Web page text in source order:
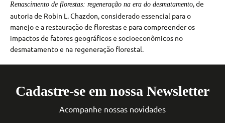
Renascimento de florestas: regeneração na era do desmatamento, de
autoria de Robin L. Chazdon, considerado essencial para o
manejo e a restauração de florestas e para compreender os
impactos de fatores geográficos e socioeconômicos no
desmatamento e na regeneração florestal.
Cadastre-se em nossa Newsletter
Acompanhe nossas novidades